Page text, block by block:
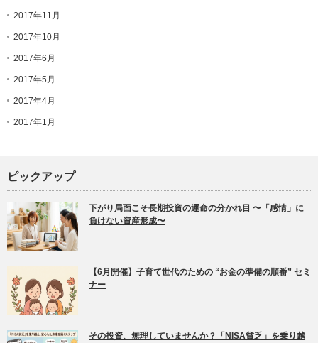
2017年11月
2017年10月
2017年6月
2017年5月
2017年4月
2017年1月
ピックアップ
下がり局面こそ長期投資の運命の分かれ目 〜「感情」に
負けない資産形成〜
【6月開催】子育て世代のための “お金の準備の順番” セミ
ナー
その投資、無理していませんか？「NISA貧乏」を乗り越